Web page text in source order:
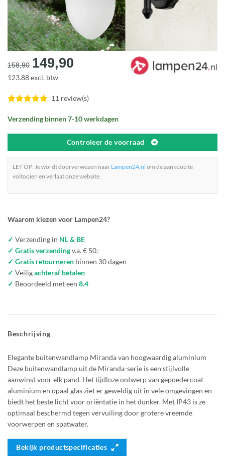
158,90 Oorspronkelijke
prijs
€158,90.
149,90
€149,90.
123.88 excl. btw
11 review(s)
Verzending binnen 7-10 werkdagen
Controleer de voorraad
LET OP: Je wordt doorverwezen naar Lampen24.nl om de aankoop te
voltooien en verlaat onze website.
Waarom kiezen voor Lampen24?
✓ Verzending in NL & BE
✓ Gratis verzendingv.a. € 50,-
✓ Gratis retourneren binnen 30 dagen
✓ Veiligachteraf betalen
✓ Beoordeeld met een 8.4
Beschrijving
Elegante buitenwandlamp Miranda van hoogwaardig aluminium
Deze buitenwandlamp uit de Miranda-serie is een stijlvolle
aanwinst voor elk pand. Het tijdloze ontwerp van gepoedercoat
aluminium en opaal glas ziet er geweldig uit in vele omgevingen en
biedt het beste licht voor oriëntatie in het donker. Met IP43 is ze
optimaal beschermd tegen vervuiling door grotere vreemde
voorwerpen en spatwater.
Bekijk productspecificaties